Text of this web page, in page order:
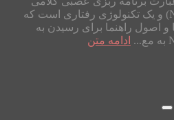
(Nero Linguistic Programming) و یک تکنولوژی رفتاری است که
اصول راهنما برای رسیدن به
ادامه متن